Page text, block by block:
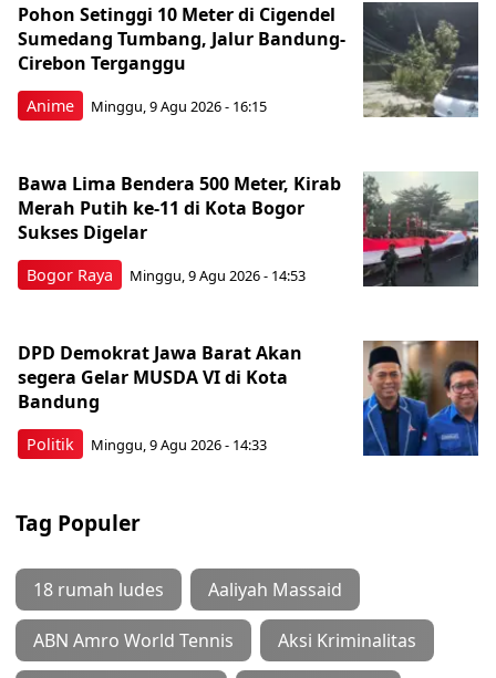
Anime
Pohon Setinggi 10 Meter di Cigendel
Sumedang Tumbang, Jalur Bandung-
Cirebon Terganggu
Minggu, 9 Agu 2026 - 16:15
Bogor Raya
Bawa Lima Bendera 500 Meter, Kirab
Merah Putih ke-11 di Kota Bogor
Sukses Digelar
Minggu, 9 Agu 2026 - 14:53
Politik
DPD Demokrat Jawa Barat Akan
segera Gelar MUSDA VI di Kota
Bandung
Minggu, 9 Agu 2026 - 14:33
Tag Populer
18 rumah ludes Aaliyah Massaid
ABN Amro World Tennis Aksi Kriminalitas